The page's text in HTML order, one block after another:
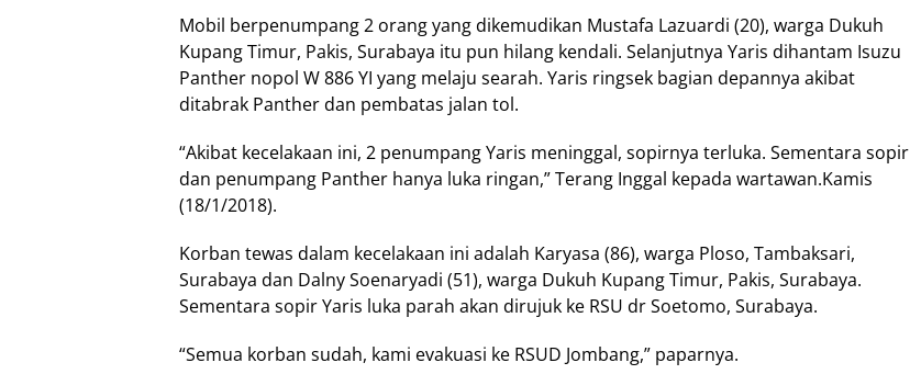
Mobil berpenumpang 2 orang yang dikemudikan Mustafa Lazuardi (20), warga Dukuh
Kupang Timur, Pakis, Surabaya itu pun hilang kendali. Selanjutnya Yaris dihantam Isuzu
Panther nopol W 886 YI yang melaju searah. Yaris ringsek bagian depannya akibat
ditabrak Panther dan pembatas jalan tol.
“Akibat kecelakaan ini, 2 penumpang Yaris meninggal, sopirnya terluka. Sementara sopir
dan penumpang Panther hanya luka ringan,” Terang Inggal kepada wartawan.Kamis
(18/1/2018).
Korban tewas dalam kecelakaan ini adalah Karyasa (86), warga Ploso, Tambaksari,
Surabaya dan Dalny Soenaryadi (51), warga Dukuh Kupang Timur, Pakis, Surabaya.
Sementara sopir Yaris luka parah akan dirujuk ke RSU dr Soetomo, Surabaya.
“Semua korban sudah, kami evakuasi ke RSUD Jombang,” paparnya.